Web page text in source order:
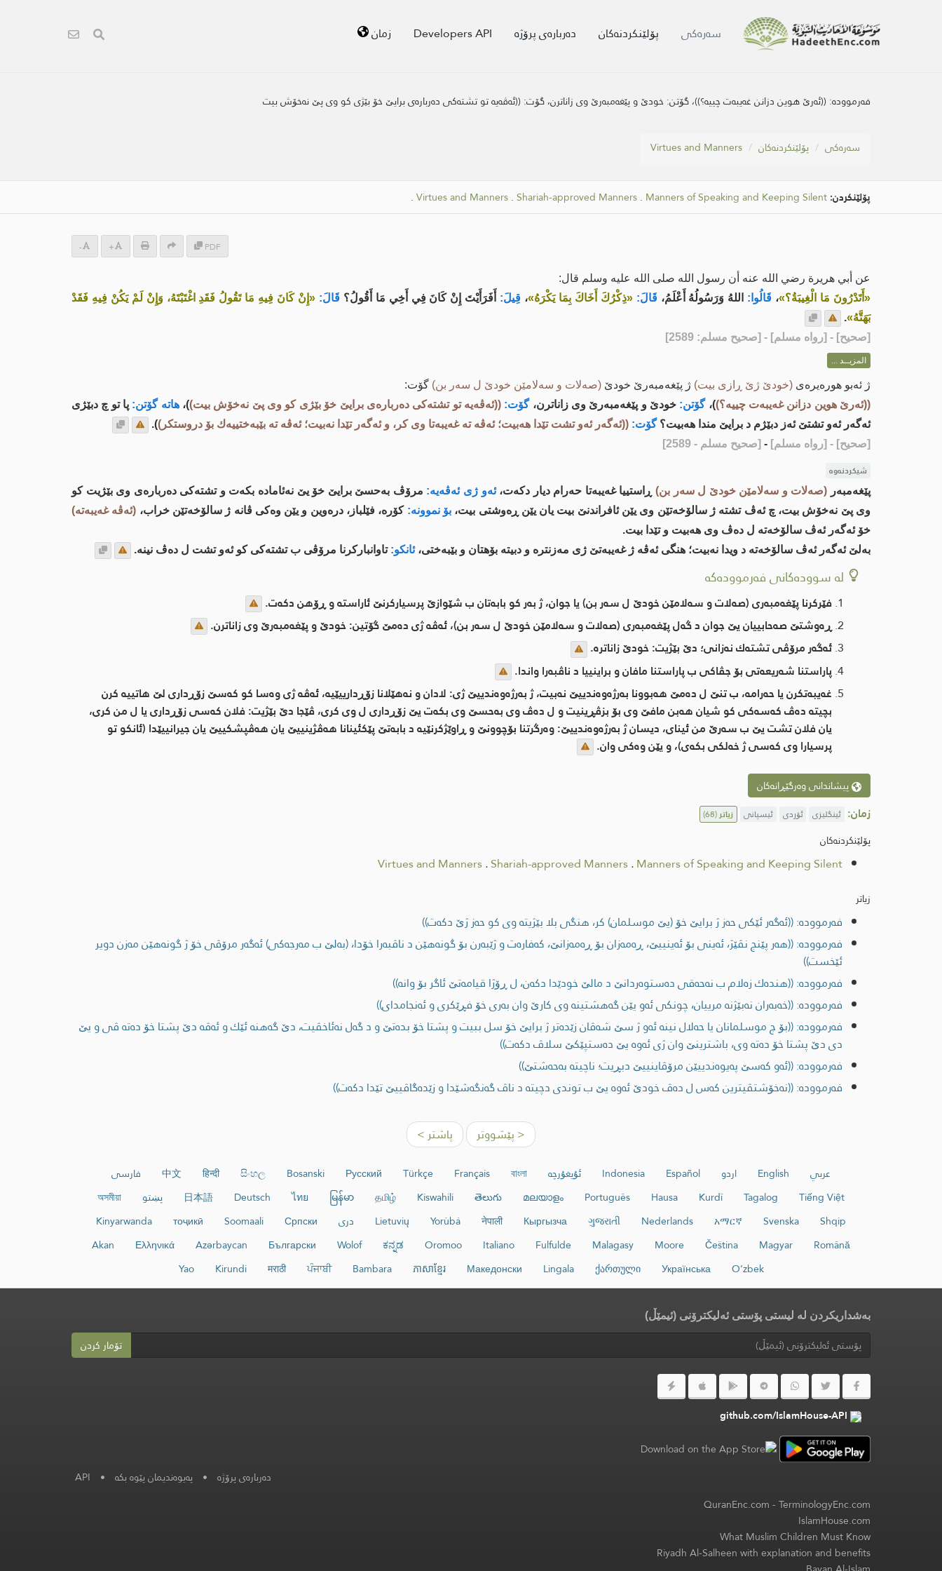
سه‌ره‌كی پۆلێنکردنەکان دەربارەی پرۆژە Developers API زمان
فەرموودە: ((ئه‌رێ هوین دزانن غه‌یبه‌ت چییه‌؟))، گۆتن: خودێ و پێغه‌مبه‌رێ وی زاناترن، گۆت: ((ئه‌ڤه‌یه‌ تو تشته‌كی ده‌رباره‌ی برایێ خۆ بێژی كو وی پێ نه‌خۆش بیت
سه‌ره‌كی پۆلێنکردنەکان Virtues and Manners
پۆلێنکردن: Virtues and Manners . Shariah-approved Manners . Manners of Speaking and Keeping Silent
.
PDF
+
-
عن أبي هريرة رضي الله عنه أن رسول الله صلى الله عليه وسلم قال:
«أَتَدْرُونَ مَا الْغِيبَةُ؟»، قَالُوا: اللهُ وَرَسُولُهُ أَعْلَمُ، قَالَ: «ذِكْرُكَ أَخَاكَ بِمَا يَكْرَهُ»، قِيلَ: أَفَرَأَيْتَ إِنْ كَانَ فِي أَخِي مَا أَقُولُ؟ قَالَ: «إِنْ كَانَ فِيهِ مَا تَقُولُ فَقَدِ اغْتَبْتَهُ، وَإِنْ لَمْ يَكُنْ فِيهِ فَقَدْ
بَهَتَّهُ».
[صحيح] - [رواه مسلم] - [صحيح مسلم: 2589]
المزيــد ...
ژ ئه‌بو هورەیرەى (خودێ ژێ ڕازی بیت) ژ پێغەمبەرێ خودێ (صەلات و سەلامێن خودێ ل سەر بن) گۆت:
((ئه‌رێ هوین دزانن غه‌یبه‌ت چییه‌؟))، گۆتن: خودێ و پێغه‌مبه‌رێ وی زاناترن، گۆت: ((ئه‌ڤه‌یه‌ تو تشته‌كی ده‌رباره‌ی برایێ خۆ بێژی كو وی پێ نه‌خۆش بیت))، هاته‌ گۆتن: پا تو چ دبێژی
ئه‌گه‌ر ئه‌و تشتێ ئه‌ز دبێژم د برایێ مندا هه‌بیت؟ گۆت: ((ئه‌گه‌ر ئه‌و تشت تێدا هه‌بیت؛ ئه‌ڤه‌ ته‌ غه‌یبه‌تا وی كر، و ئه‌گه‌ر تێدا نه‌بیت؛ ئه‌ڤه‌ ته‌ بێبه‌ختییه‌ك بۆ دروستكر)).
[صحيح] - [رواه مسلم] - [صحيح مسلم - 2589]
شیکردنەوە
پێغه‌مبه‌ر (صه‌لات و سه‌لامێن خودێ ل سه‌ر بن)ڕاستییا غه‌یبه‌تا حه‌رام دیار دكه‌ت، ئه‌و ژی ئه‌ڤه‌یه‌: مرۆڤ به‌حسێ برایێ خۆ یێ نه‌ئاماده‌ بكه‌ت و تشته‌كی ده‌رباره‌ی وی بێژیت كو
وی پێ نه‌خۆش بیت، چ ئه‌ڤ تشته‌ ژ سالۆخه‌تێن وی یێن ئافراندنێ بیت یان یێن ڕه‌وشتی بیت، بۆ نموونه‌: كۆره‌، فێلباز، دره‌وین و یێن وه‌كی ڤانه‌ ژ سالۆخه‌تێن خراب، (ئه‌ڤه‌ غه‌یبه‌ته‌)
خۆ ئه‌گه‌ر ئه‌ڤ سالۆخه‌ته‌ ل ده‌ڤ وی هه‌بیت و تێدا بیت.
به‌لێ ئه‌گه‌ر ئه‌ڤ سالۆخه‌ته‌ د ویدا نه‌بیت؛ هنگی ئه‌ڤه‌ ژ غه‌یبه‌تێ ژی مه‌زنتره‌ و دبیته‌ بۆهتان و بێبه‌ختی، ئانكو: تاوانباركرنا مرۆڤی ب تشته‌كی كو ئه‌و تشت ل ده‌ڤ نینه‌.
لە سوودەکانی فەرموودەکە
فێركرنا پێغه‌مبه‌ری (صه‌لات و سه‌لامێن خودێ ل سه‌ر بن) یا جوان، ژ به‌ر كو بابه‌تان ب شێوازێ پرسیاركرنێ ئاراسته‌ و ڕۆهن دكه‌ت.
ڕه‌وشتێ صه‌حابییان یێ جوان د گه‌ل پێغه‌مبه‌ری (صه‌لات و سه‌لامێن خودێ ل سه‌ر بن)، ئه‌ڤه‌ ژی ده‌مێ گۆتین: خودێ و پێغه‌مبه‌رێ وی زاناترن.
ئه‌گه‌ر مرۆڤی تشته‌ك نه‌زانی؛ دێ بێژیت: خودێ زاناتره‌.
پاراستنا شه‌ریعه‌تی بۆ جڤاكی ب پاراستنا مافان و براینییا د ناڤبه‌را واندا.
غه‌یبه‌تكرن یا حه‌رامه‌، ب تنێ ل ده‌مێ هه‌بوونا به‌رژه‌وه‌ندییێ نه‌بیت، ژ به‌رژه‌وه‌ندییێ ژی: لادان و نه‌هێلانا زۆڕدارییێیه‌، ئه‌ڤه‌ ژی وه‌سا كو كه‌سێ زۆڕداری لێ هاتییه‌ كرن
بچیته‌ ده‌ڤ كه‌سه‌كی كو شیان هه‌بن مافێ وی بۆ بزڤڕینیت و ل ده‌ڤ وی به‌حسێ وی بكه‌ت یێ زۆڕداری ل وی كری، ڤێجا دێ بێژیت: فلان كه‌سی زۆڕداری یا ل من كری،
یان فلان تشت یێ ب سه‌رێ من ئینای، دیسان ژ به‌رژه‌وه‌ندییێ: وه‌رگرتنا بۆچوونێ و ڕاوێژكرنێیه‌ د بابه‌تێ پێكئینانا هه‌ڤژینییێ یان هه‌ڤپشكییێ یان جیرانییێدا (ئانكو تو
پرسیارا وی كه‌سی ژ خه‌لكی بكه‌ی)، و یێن وه‌كی وان.
پیشاندانی وەرگێڕانەکان
زمان: ئینگلیزی ئۆردی ئیسپانی زیاتر(68)
پۆلێنکردنەکان
Virtues and Manners.Shariah-approved Manners.Manners of Speaking and Keeping Silent
زیاتر
فەرموودە: ((ئەگەر ئێكی حه‌ز ژ برایێ خۆ (یێ موسلمان) كر، هنگی بلا بێژیته‌ وی كو حه‌ز ژێ دكه‌ت))
فەرموودە: ((هه‌ر پێنج نڤێژ، ئه‌ینی بۆ ئه‌ینییێ، ڕه‌مه‌زان بۆ ڕه‌مه‌زانێ، كه‌فاره‌ت و ژێبه‌رن بۆ گونه‌هێن د ناڤبه‌را خۆدا، (به‌لێ ب مه‌رجه‌كی) ئه‌گه‌ر مرۆڤی خۆ ژ گونه‌هێن مه‌زن دویر
ئێخست))
فەرموودە: ((هنده‌ك زه‌لام ب نه‌حه‌قی ده‌ستوه‌ردانێ د مالێ خودێدا دكه‌ن، ل ڕۆژا قیامه‌تێ ئاگر بۆ وانه‌))
فەرموودە: ((خه‌به‌ران نه‌بێژنه‌ مرییان، چونكی ئه‌و یێن گه‌هشتینه‌ وی كارێ وان به‌ری خۆ فڕێكری و ئه‌نجامدای))
فەرموودە: ((بۆ چ موسلمانان یا حه‌لال نینه‌ ئه‌و ژ سێ شه‌ڤان زێده‌تر ژ برایێ خۆ سل ببيت و پشتا خۆ بده‌تێ و د گه‌ل نه‌ئاخڤیت، دێ گه‌هنه‌ ئێك و ئه‌ڤه‌ دێ پشتا خۆ ده‌ته‌ ڤی و یێ
دی دێ پشتا خۆ ده‌ته‌ وی، باشترینێ وان ژی ئه‌وه‌ یێ ده‌ستپێكێ سلاڤ دكه‌ت))
فەرموودە: ((ئه‌و كه‌سێ په‌یوه‌ندییێن مرۆڤاینییێ دبڕیت؛ ناچیته‌ به‌حه‌شتێ))
فەرموودە: ((نه‌خۆشتڤیترین كه‌س ل ده‌ڤ خودێ ئه‌وه‌ یێ ب توندی دچیته‌ د ناڤ گه‌نگه‌شێدا و زێده‌گاڤییێ تێدا دكه‌ت))
< پێشووتر پاشتر >
عربي English اردو Español
Indonesia ئۇيغۇرچە বাংলা
Français
Türkçe
Русский
Bosanski
සිංහල
हिन्दी
中文
فارسی
Tiếng Việt
Tagalog
Kurdî
Hausa
Português
മലയാളം
తెలుగు
Kiswahili
தமிழ்
မြန်မာ
ไทย
Deutsch
日本語 پښتو
অসমীয়া
Shqip
Svenska
አማርኛ
Nederlands
ગુજરાતી
Кыргызча
नेपाली
Yorùbá
Lietuvių دری Српски
Soomaali
тоҷикӣ
Kinyarwanda
Română
Magyar
Čeština
Moore
Malagasy
Fulfulde
Italiano
Oromoo
ಕನ್ನಡ
Wolof
Български
Azərbaycan
Ελληνικά
Akan
O‘zbek
Українська
ქართული
Lingala
Македонски
ភាសាខ្មែរ
Bambara
ਪੰਜਾਬੀ
मराठी
Kirundi
Yao
بەشداریکردن لە لیستی پۆستی ئەلیکترۆنی (ئیمێڵ)
تۆمار کردن
github.com/IslamHouse-API
دەربارەی پرۆژە • پەیوەندیمان پێوە بکە •
API
QuranEnc.com-TerminologyEnc.com
IslamHouse.com
What Muslim Children Must Know
Riyadh Al-Salheen with explanation and benefits